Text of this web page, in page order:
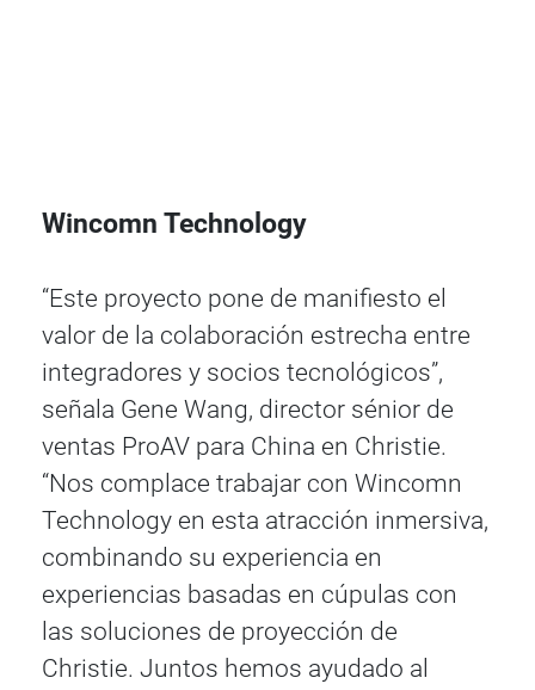
Wincomn Technology
“Este proyecto pone de manifiesto el
valor de la colaboración estrecha entre
integradores y socios tecnológicos”,
señala Gene Wang, director sénior de
ventas ProAV para China en Christie.
“Nos complace trabajar con Wincomn
Technology en esta atracción inmersiva,
combinando su experiencia en
experiencias basadas en cúpulas con
las soluciones de proyección de
Christie. Juntos hemos ayudado al